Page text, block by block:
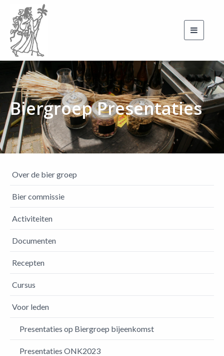
Toggle
Biergroep Presentaties
Over de bier groep
Bier commissie
Activiteiten
Documenten
Recepten
Cursus
Voor leden
Presentaties op Biergroep bijeenkomst
Presentaties ONK2023